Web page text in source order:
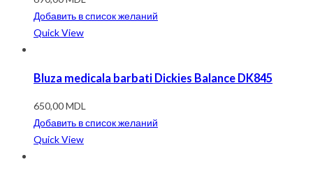
Добавить в список желаний
Quick View
Bluza medicala barbati Dickies Balance DK845
650,00MDL
Добавить в список желаний
Quick View